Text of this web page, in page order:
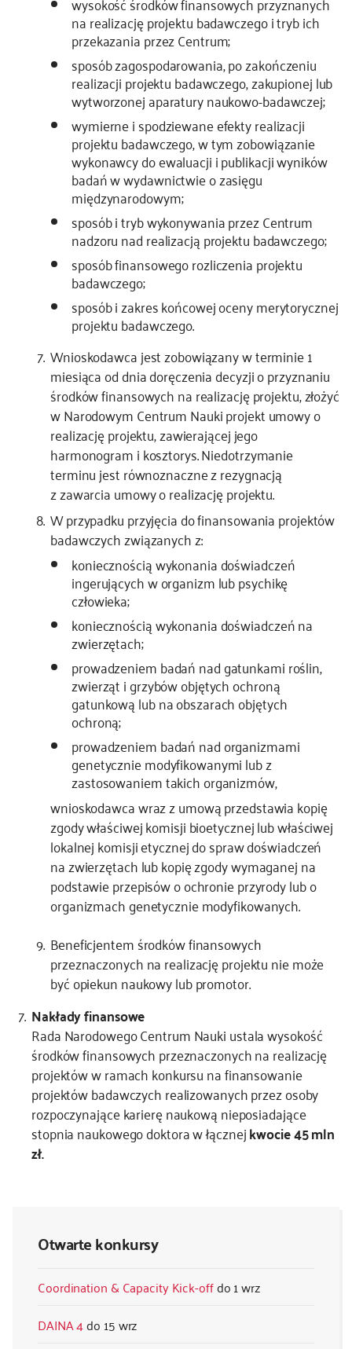
Otwarte konkursy
Coordination & Capacity Kick-off
1 wrz
DAINA 4
15 wrz
na realizację projektu badawczego i tryb ich
przekazania przez Centrum;
sposób zagospodarowania, po zakończeniu
realizacji projektu badawczego, zakupionej lub
wytworzonej aparatury naukowo-badawczej;
wymierne i spodziewane efekty realizacji
projektu badawczego, w tym zobowiązanie
wykonawcy do ewaluacji i publikacji wyników
badań w wydawnictwie o zasięgu
międzynarodowym;
sposób i tryb wykonywania przez Centrum
nadzoru nad realizacją projektu badawczego;
sposób finansowego rozliczenia projektu
badawczego;
sposób i zakres końcowej oceny merytorycznej
projektu badawczego.
Wnioskodawca jest zobowiązany w terminie 1
miesiąca od dnia doręczenia decyzji o przyznaniu
środków finansowych na realizację projektu, złożyć
w Narodowym Centrum Nauki projekt umowy o
realizację projektu, zawierającej jego
harmonogram i kosztorys. Niedotrzymanie
terminu jest równoznaczne z rezygnacją
z zawarcia umowy o realizację projektu.
W przypadku przyjęcia do finansowania projektów
badawczych związanych z:
koniecznością wykonania doświadczeń
ingerujących w organizm lub psychikę
człowieka;
koniecznością wykonania doświadczeń na
zwierzętach;
prowadzeniem badań nad gatunkami roślin,
zwierząt i grzybów objętych ochroną
gatunkową lub na obszarach objętych
ochroną;
prowadzeniem badań nad organizmami
genetycznie modyfikowanymi lub z
zastosowaniem takich organizmów,
wnioskodawca wraz z umową przedstawia kopię
zgody właściwej komisji bioetycznej lub właściwej
lokalnej komisji etycznej do spraw doświadczeń
na zwierzętach lub kopię zgody wymaganej na
podstawie przepisów o ochronie przyrody lub o
organizmach genetycznie modyfikowanych.
Beneficjentem środków finansowych
przeznaczonych na realizację projektu nie może
być opiekun naukowy lub promotor.
Nakłady finansowe
Rada Narodowego Centrum Nauki ustala wysokość
środków finansowych przeznaczonych na realizację
projektów w ramach konkursu na finansowanie
projektów badawczych realizowanych przez osoby
rozpoczynające karierę naukową nieposiadające
stopnia naukowego doktora w łącznejkwocie 45 mln
zł.